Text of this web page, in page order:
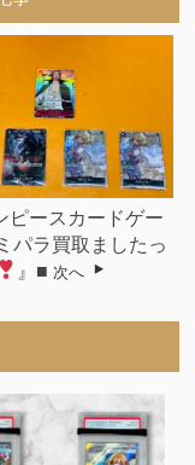
ピースカードゲー
パラ買取ましたっ
』■ 次へ